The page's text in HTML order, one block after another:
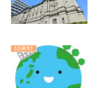
【読書考】